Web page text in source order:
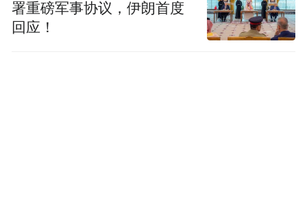
署重磅军事协议，伊朗首度
回应！